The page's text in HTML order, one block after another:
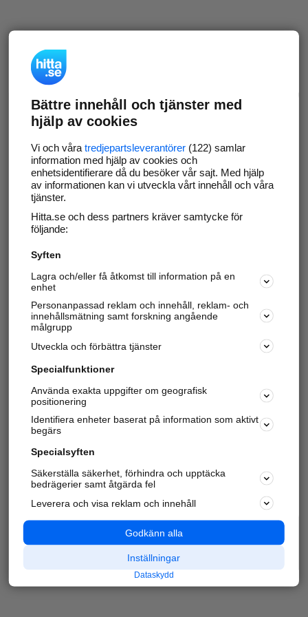
Bättre innehåll och tjänster med
hjälp av cookies
Vi och våra tredjepartsleverantörer(122) samlar
information med hjälp av cookies och
enhetsidentifierare då du besöker vår sajt. Med hjälp
av informationen kan vi utveckla vårt innehåll och våra
tjänster.
Hitta.se och dess partners kräver samtycke för
följande:
Syften
Lagra och/eller få åtkomst till information på en
enhet
Personanpassad reklam och innehåll, reklam- och
innehållsmätning samt forskning angående
målgrupp
Utveckla och förbättra tjänster
Specialfunktioner
Använda exakta uppgifter om geografisk
positionering
Identifiera enheter baserat på information som aktivt
begärs
Specialsyften
Säkerställa säkerhet, förhindra och upptäcka
bedrägerier samt åtgärda fel
Leverera och visa reklam och innehåll
Godkänn alla
Inställningar
Dataskydd